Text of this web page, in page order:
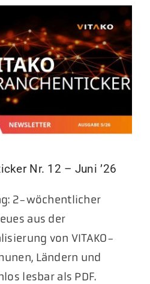
Nr. 12 – Juni ’26
2-wöchentlicher
aus der
von VITAKO-
Ländern und
lesbar als PDF.